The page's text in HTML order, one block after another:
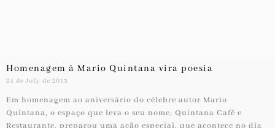
Homenagem à Mario Quintana vira poesia
24 de July de 2013
Em homenagem ao aniversário do célebre autor Mario
Quintana, o espaço que leva o seu nome, Quintana Café e